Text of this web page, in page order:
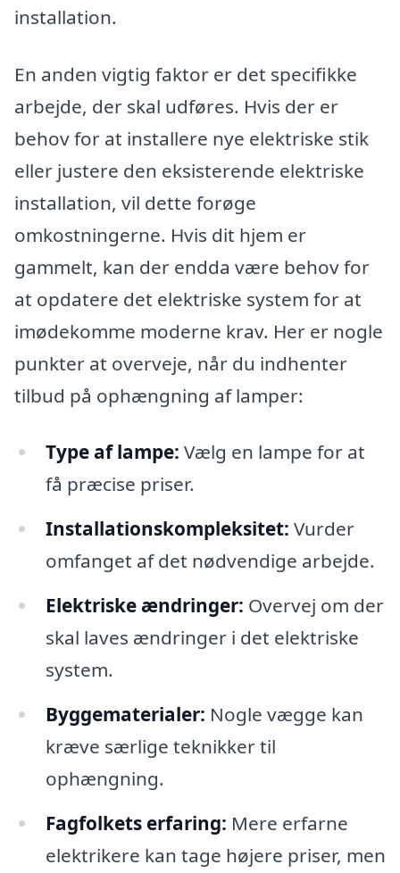
installation.
En anden vigtig faktor er det specifikke
arbejde, der skal udføres. Hvis der er
behov for at installere nye elektriske stik
eller justere den eksisterende elektriske
installation, vil dette forøge
omkostningerne. Hvis dit hjem er
gammelt, kan der endda være behov for
at opdatere det elektriske system for at
imødekomme moderne krav. Her er nogle
punkter at overveje, når du indhenter
tilbud på ophængning af lamper:
Type af lampe: Vælg en lampe for at
få præcise priser.
Installationskompleksitet: Vurder
omfanget af det nødvendige arbejde.
Elektriske ændringer: Overvej om der
skal laves ændringer i det elektriske
system.
Byggematerialer: Nogle vægge kan
kræve særlige teknikker til
ophængning.
Fagfolkets erfaring: Mere erfarne
elektrikere kan tage højere priser, men